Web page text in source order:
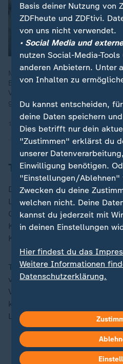
Millionen Hunde und Katzen
Einige Rassen leiden massiv
Verantwortung gegenüber
gerecht?
Tipps für die
Da Katzen grundsätzlich auf
Lebensmonaten geprägt
Christian Ehrlich ein
Katzenjunge. So seien sie
Katzen bereit, neue Produkte
Tierärztin Moira Gerlach
von Katzen zwangsweise auf
Verweigerten die Vierbeiner
könne dies zu einer
Leberverfettung führen.
Herkunft von Tierfutter-
Basis deiner Nutzung von
ZDFheute und ZDFtivi.
von uns nicht verwendet.
• Social Media und
nutzen Social-Media-
anderen Anbietern. Unter
von Inhalten zu
Du kannst entscheiden,
deine Daten speichern
Dies betrifft nur dein
"Zustimmen" erklärst du
unserer
Einwilligung benötigen.
"Einstellungen/Ablehnen"
Zwecken du deine
welchen nicht. Deine
kannst du jederzeit mit
in deinen Einstellungen
Hier findest du das
Weitere Informationen
Datenschutzerklärung.